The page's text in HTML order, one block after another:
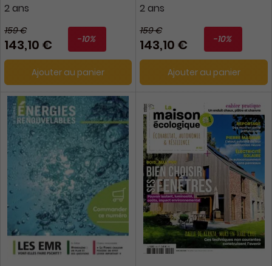
2 ans
159 €
143,10 € -10%
Ajouter au panier
2 ans
159 €
143,10 € -10%
Ajouter au panier